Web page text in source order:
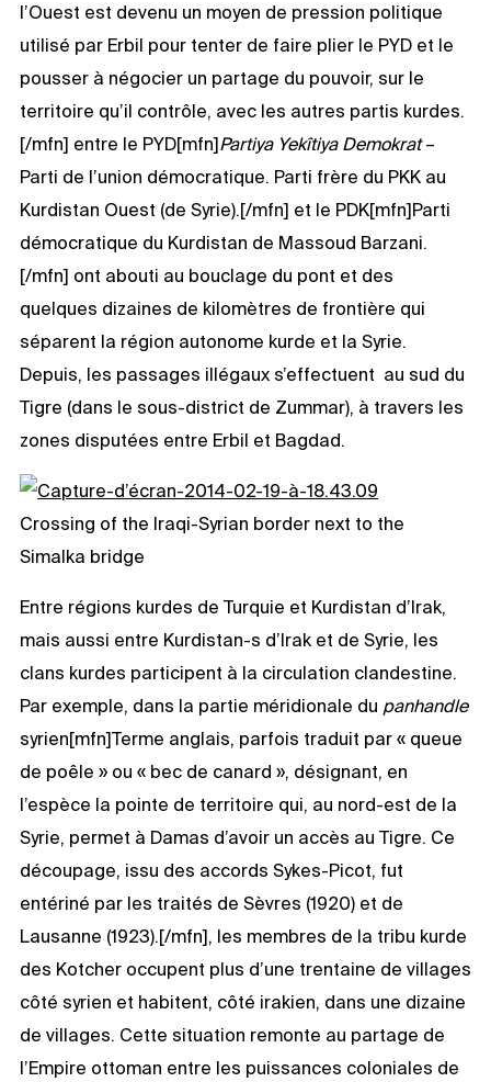
l’Ouest est devenu un moyen de pression politique
utilisé par Erbil pour tenter de faire plier le PYD et le
pousser à négocier un partage du pouvoir, sur le
territoire qu’il contrôle, avec les autres partis kurdes.
[/mfn] entre le PYD[mfn]Partiya Yekîtiya Demokrat–
Parti de l’union démocratique. Parti frère du PKK au
Kurdistan Ouest (de Syrie).[/mfn] et le PDK[mfn]Parti
démocratique du Kurdistan de Massoud Barzani.
[/mfn] ont abouti au bouclage du pont et des
quelques dizaines de kilomètres de frontière qui
séparent la région autonome kurde et la Syrie.
Depuis, les passages illégaux s’effectuent au sud du
Tigre (dans le sous-district de Zummar), à travers les
zones disputées entre Erbil et Bagdad.
Crossing of the Iraqi-Syrian border next to the
Simalka bridge
Entre régions kurdes de Turquie et Kurdistan d’Irak,
mais aussi entre Kurdistan-s d’Irak et de Syrie, les
clans kurdes participent à la circulation clandestine.
Par exemple, dans la partie méridionale du panhandle
syrien[mfn]Terme anglais, parfois traduit par « queue
de poêle » ou « bec de canard », désignant, en
l’espèce la pointe de territoire qui, au nord-est de la
Syrie, permet à Damas d’avoir un accès au Tigre. Ce
découpage, issu des accords Sykes-Picot, fut
entériné par les traités de Sèvres (1920) et de
Lausanne (1923).[/mfn], les membres de la tribu kurde
des Kotcher occupent plus d’une trentaine de villages
côté syrien et habitent, côté irakien, dans une dizaine
de villages. Cette situation remonte au partage de
l’Empire ottoman entre les puissances coloniales de